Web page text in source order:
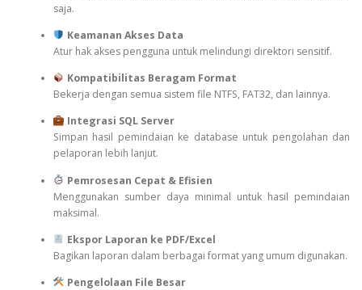
saja.
Keamanan Akses Data
Atur hak akses pengguna untuk melindungi direktori sensitif.
Kompatibilitas Beragam Format
Bekerja dengan semua sistem file NTFS, FAT32, dan lainnya.
Integrasi SQL Server
Simpan hasil pemindaian ke database untuk pengolahan dan
pelaporan lebih lanjut.
Pemrosesan Cepat & Efisien
Menggunakan sumber daya minimal untuk hasil pemindaian
maksimal.
Ekspor Laporan ke PDF/Excel
Bagikan laporan dalam berbagai format yang umum digunakan.
Pengelolaan File Besar